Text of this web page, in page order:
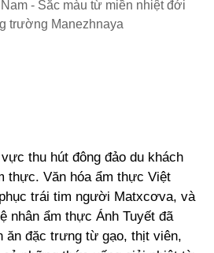
- Sắc màu từ miền nhiệt đới
trường Manezhnaya
thu hút đông đảo du khách
thực. Văn hóa ẩm thực Việt
trái tim người Matxcơva, và
nhân ẩm thực Ánh Tuyết đã
ăn đặc trưng từ gạo, thịt viên,